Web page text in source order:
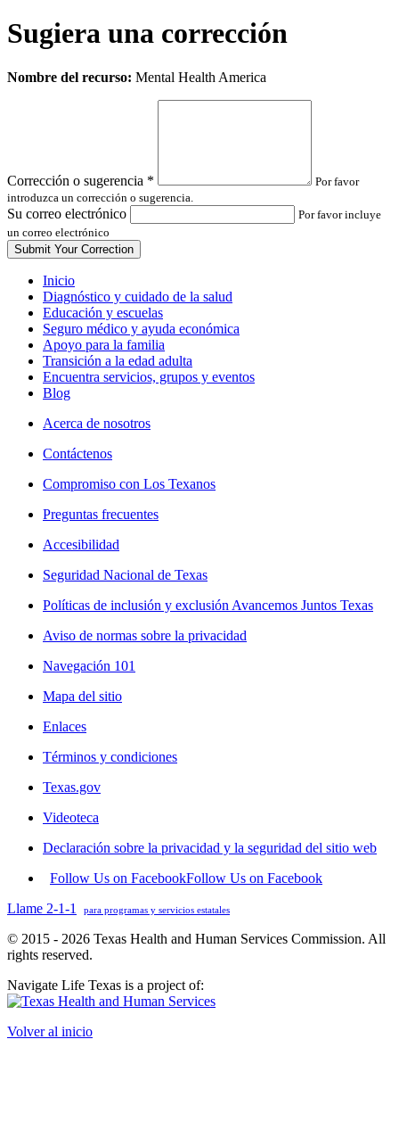
Sugiera una corrección
Leave
Nombre del recurso: Mental Health America
Corrección o sugerencia *
Por favor
introduzca un corrección o sugerencia.
Su correo electrónico
Por favor incluye
un correo electrónico
Inicio
Diagnóstico y cuidado de la salud
Educación y escuelas
Seguro médico y ayuda económica
Apoyo para la familia
Transición a la edad adulta
Encuentra servicios, grupos y eventos
Blog
Acerca de nosotros
Contáctenos
Compromiso con Los Texanos
Preguntas frecuentes
Accesibilidad
Seguridad Nacional de Texas
Políticas de inclusión y exclusión Avancemos Juntos Texas
Aviso de normas sobre la privacidad
Navegación 101
Mapa del sitio
Enlaces
Términos y condiciones
Texas.gov
Videoteca
Declaración sobre la privacidad y la seguridad del sitio web
Follow Us on FacebookFollow Us on Facebook
Llame 2-1-1
para programas y servicios estatales
© 2015 - 2026 Texas Health and Human Services Commission. All
rights reserved.
Navigate Life Texas is a project of:
Volver al inicio